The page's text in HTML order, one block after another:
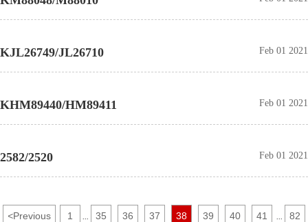
KJL26749/JL26710 Feb 01 2021
KHM89440/HM89411 Feb 01 2021
2582/2520 Feb 01 2021
<Previous 1 35 36 37 38 39 40 41
82